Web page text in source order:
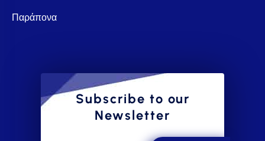
Παράπονα
Subscribe to our
Newsletter